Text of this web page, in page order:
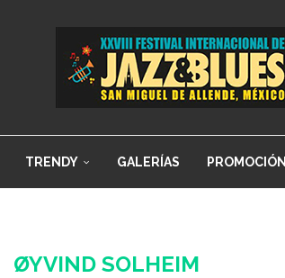
TRENDY GALERÍAS PROMOCIÓN
ØYVIND SOLHEIM